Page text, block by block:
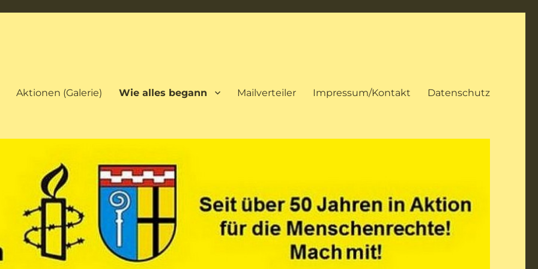
Aktionen (Galerie) Wie alles begann Mailverteiler Impressum/Kontakt Datenschutz